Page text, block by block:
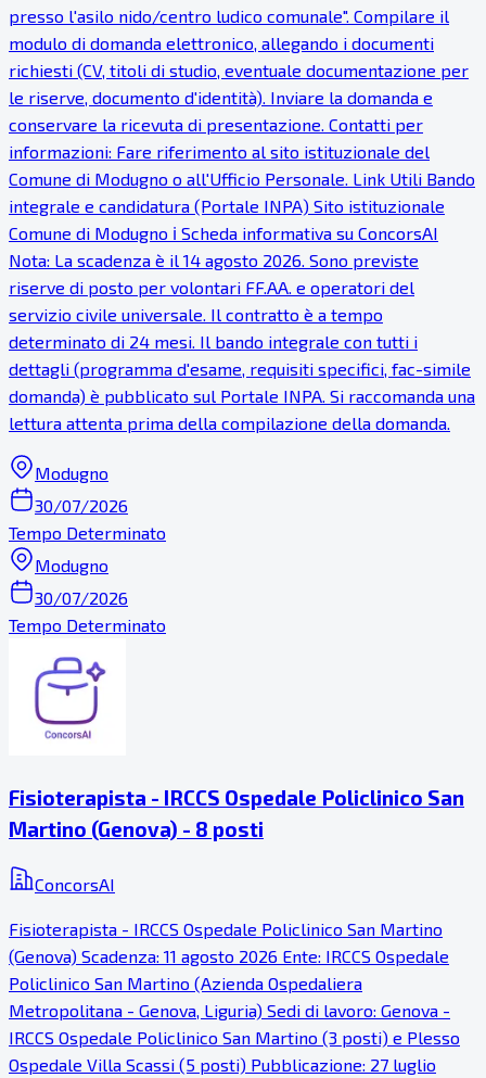
presso l'asilo nido/centro ludico comunale". Compilare il
modulo di domanda elettronico, allegando i documenti
richiesti (CV, titoli di studio, eventuale documentazione per
le riserve, documento d'identità). Inviare la domanda e
conservare la ricevuta di presentazione. Contatti per
informazioni: Fare riferimento al sito istituzionale del
Comune di Modugno o all'Ufficio Personale. Link Utili Bando
integrale e candidatura (Portale INPA) Sito istituzionale
Comune di Modugno ℹ Scheda informativa su ConcorsAI
Nota: La scadenza è il 14 agosto 2026. Sono previste
riserve di posto per volontari FF.AA. e operatori del
servizio civile universale. Il contratto è a tempo
determinato di 24 mesi. Il bando integrale con tutti i
dettagli (programma d'esame, requisiti specifici, fac-simile
domanda) è pubblicato sul Portale INPA. Si raccomanda una
lettura attenta prima della compilazione della domanda.
Modugno
30/07/2026
Tempo Determinato
Modugno
30/07/2026
Tempo Determinato
Fisioterapista - IRCCS Ospedale Policlinico San
Martino (Genova) - 8 posti
ConcorsAI
Fisioterapista - IRCCS Ospedale Policlinico San Martino
(Genova) Scadenza: 11 agosto 2026 Ente: IRCCS Ospedale
Policlinico San Martino (Azienda Ospedaliera
Metropolitana - Genova, Liguria) Sedi di lavoro: Genova -
IRCCS Ospedale Policlinico San Martino (3 posti) e Plesso
Ospedale Villa Scassi (5 posti) Pubblicazione: 27 luglio